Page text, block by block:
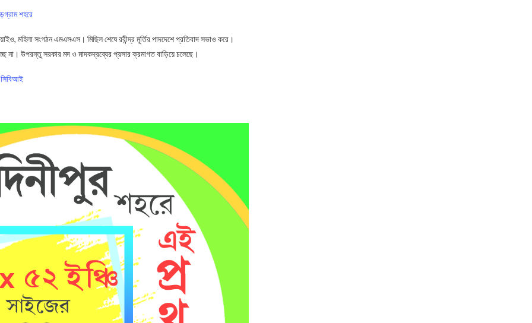
শহরে
মহিলা সংগঠন এমএসএস। মিছিল শেষে রবীন্দ্র মূর্তির পাদদেশে প্রতিবাদ সভাও করে।
না। উপরন্তু সরকার মদ ও মাদকদ্রব্যের প্রসার ক্রমাগত বাড়িয়ে চলেছে।
সিবিআই